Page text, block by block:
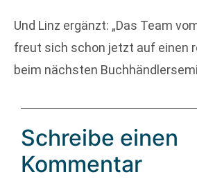
Und Linz ergänzt: „Das Team
freut sich schon jetzt auf einen
beim nächsten
Schreibe einen
Kommentar